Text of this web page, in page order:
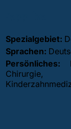
Spezialgebiet:
Sprachen:
Persönliches:
Chirurgie,